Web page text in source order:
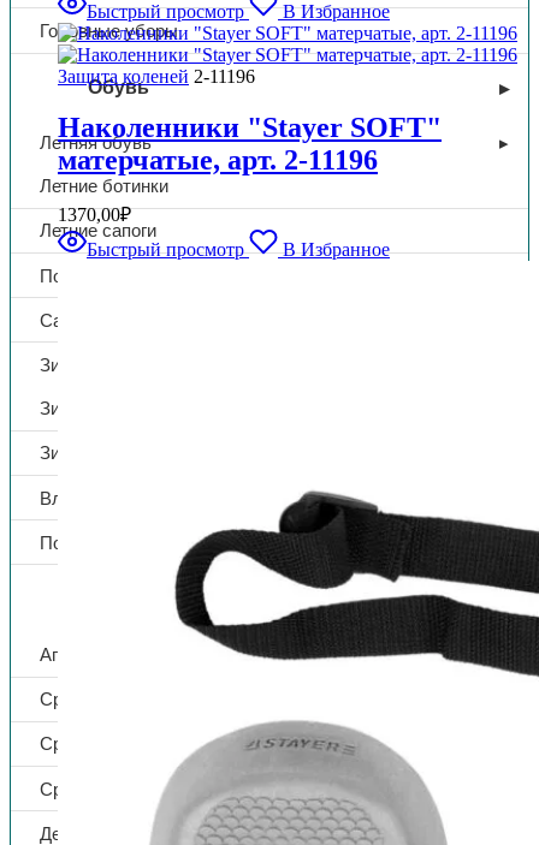
Головные уборы
Обувь
Летняя обувь
Летние ботинки
Летние сапоги
Полуботинки
Сандалии
Зимняя обувь
Зимние сапоги
Зимние ботинки
Влагозащитная обувь
Повседневная и медицинская
Аптечки
Средства защиты дыхания
Средства защиты зрения
Средства защиты головы
Дерматологические средства защиты
Быстрый просмотр
В Избранное
Защита коленей 2-11196
Наколенники "Stayer SOFT"
матерчатые, арт. 2-11196
1370,00₽
Быстрый просмотр
В Избранное